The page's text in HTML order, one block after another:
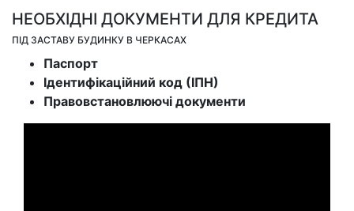
НЕОБХІДНІ ДОКУМЕНТИ ДЛЯ КРЕДИТА
ПІД ЗАСТАВУ БУДИНКУ В ЧЕРКАСАХ
Паспорт
Ідентифікаційний код (ІПН)
Правовстановлюючі документи